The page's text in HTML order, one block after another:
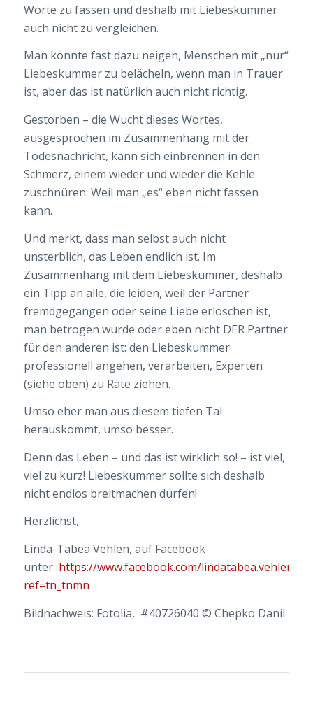
Worte zu fassen und deshalb mit Liebeskummer
auch nicht zu vergleichen.
Man könnte fast dazu neigen, Menschen mit „nur“
Liebeskummer zu belächeln, wenn man in Trauer
ist, aber das ist natürlich auch nicht richtig.
Gestorben – die Wucht dieses Wortes,
ausgesprochen im Zusammenhang mit der
Todesnachricht, kann sich einbrennen in den
Schmerz, einem wieder und wieder die Kehle
zuschnüren. Weil man „es“ eben nicht fassen
kann.
Und merkt, dass man selbst auch nicht
unsterblich, das Leben endlich ist. Im
Zusammenhang mit dem Liebeskummer, deshalb
ein Tipp an alle, die leiden, weil der Partner
fremdgegangen oder seine Liebe erloschen ist,
man betrogen wurde oder eben nicht DER Partner
für den anderen ist: den Liebeskummer
professionell angehen, verarbeiten, Experten
(siehe oben) zu Rate ziehen.
Umso eher man aus diesem tiefen Tal
herauskommt, umso besser.
Denn das Leben – und das ist wirklich so! – ist viel,
viel zu kurz! Liebeskummer sollte sich deshalb
nicht endlos breitmachen dürfen!
Herzlichst,
Linda-Tabea Vehlen, auf Facebook
unter https://www.facebook.com/lindatabea.vehlen?
ref=tn_tnmn
Bildnachweis: Fotolia, #40726040 © Chepko Danil